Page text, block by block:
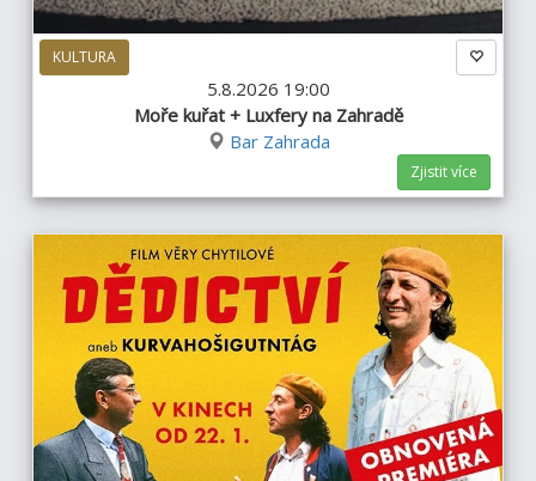
KULTURA
5.8.2026 19:00
Moře kuřat + Luxfery na Zahradě
Bar Zahrada
Zjistit více